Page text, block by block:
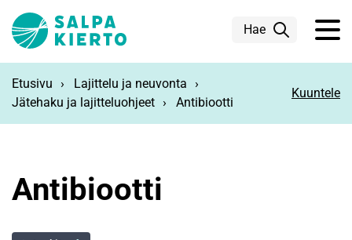
Hae
Etusivu
Lajittelu ja neuvonta
Jätehaku ja lajitteluohjeet
Antibiootti
Kuuntele
Antibiootti